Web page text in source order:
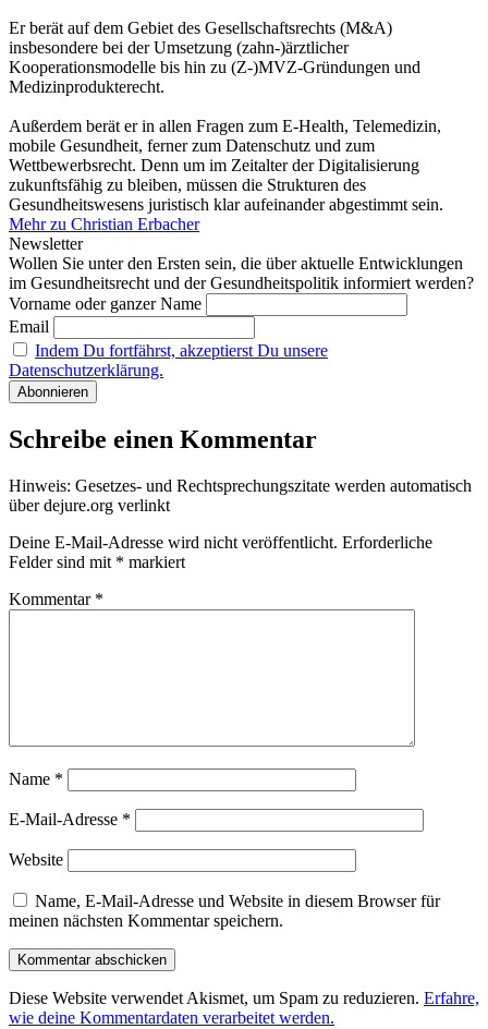
Er berät auf dem Gebiet des Gesellschaftsrechts (M&A)
insbesondere bei der Umsetzung (zahn-)ärztlicher
Kooperationsmodelle bis hin zu (Z-)MVZ-Gründungen und
Medizinprodukterecht.
Außerdem berät er in allen Fragen zum E-Health, Telemedizin,
mobile Gesundheit, ferner zum Datenschutz und zum
Wettbewerbsrecht. Denn um im Zeitalter der Digitalisierung
zukunftsfähig zu bleiben, müssen die Strukturen des
Gesundheitswesens juristisch klar aufeinander abgestimmt sein.
Mehr zu Christian Erbacher
Newsletter
Wollen Sie unter den Ersten sein, die über aktuelle Entwicklungen
im Gesundheitsrecht und der Gesundheitspolitik informiert werden?
Vorname oder ganzer Name
Email
Indem Du fortfährst, akzeptierst Du unsere
Datenschutzerklärung.
Schreibe einen Kommentar
Hinweis: Gesetzes- und Rechtsprechungszitate werden automatisch
über dejure.org verlinkt
Deine E-Mail-Adresse wird nicht veröffentlicht. Erforderliche
Felder sind mit * markiert
Kommentar *
Name *
E-Mail-Adresse *
Website
Name, E-Mail-Adresse und Website in diesem Browser für
meinen nächsten Kommentar speichern.
Diese Website verwendet Akismet, um Spam zu reduzieren. Erfahre,
wie deine Kommentardaten verarbeitet werden.